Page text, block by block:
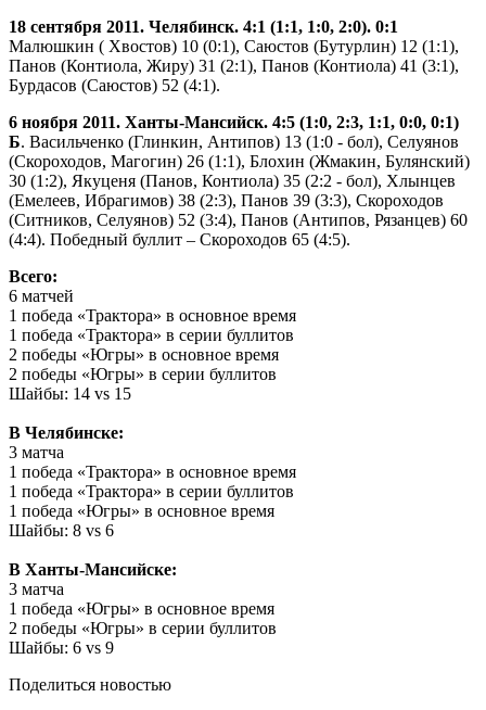
18 сентября 2011. Челябинск. 4:1 (1:1, 1:0, 2:0). 0:1
Малюшкин ( Хвостов) 10 (0:1), Саюстов (Бутурлин) 12 (1:1),
Панов (Контиола, Жиру) 31 (2:1), Панов (Контиола) 41 (3:1),
Бурдасов (Саюстов) 52 (4:1).
6 ноября 2011. Ханты-Мансийск. 4:5 (1:0, 2:3, 1:1, 0:0, 0:1)
Б. Васильченко (Глинкин, Антипов) 13 (1:0 - бол), Селуянов
(Скороходов, Магогин) 26 (1:1), Блохин (Жмакин, Булянский)
30 (1:2), Якуценя (Панов, Контиола) 35 (2:2 - бол), Хлынцев
(Емелеев, Ибрагимов) 38 (2:3), Панов 39 (3:3), Скороходов
(Ситников, Селуянов) 52 (3:4), Панов (Антипов, Рязанцев) 60
(4:4). Победный буллит – Скороходов 65 (4:5).
Всего:
6 матчей
1 победа «Трактора» в основное время
1 победа «Трактора» в серии буллитов
2 победы «Югры» в основное время
2 победы «Югры» в серии буллитов
Шайбы: 14 vs 15
В Челябинске:
3 матча
1 победа «Трактора» в основное время
1 победа «Трактора» в серии буллитов
1 победа «Югры» в основное время
Шайбы: 8 vs 6
В Ханты-Мансийске:
3 матча
1 победа «Югры» в основное время
2 победы «Югры» в серии буллитов
Шайбы: 6 vs 9
Поделиться новостью